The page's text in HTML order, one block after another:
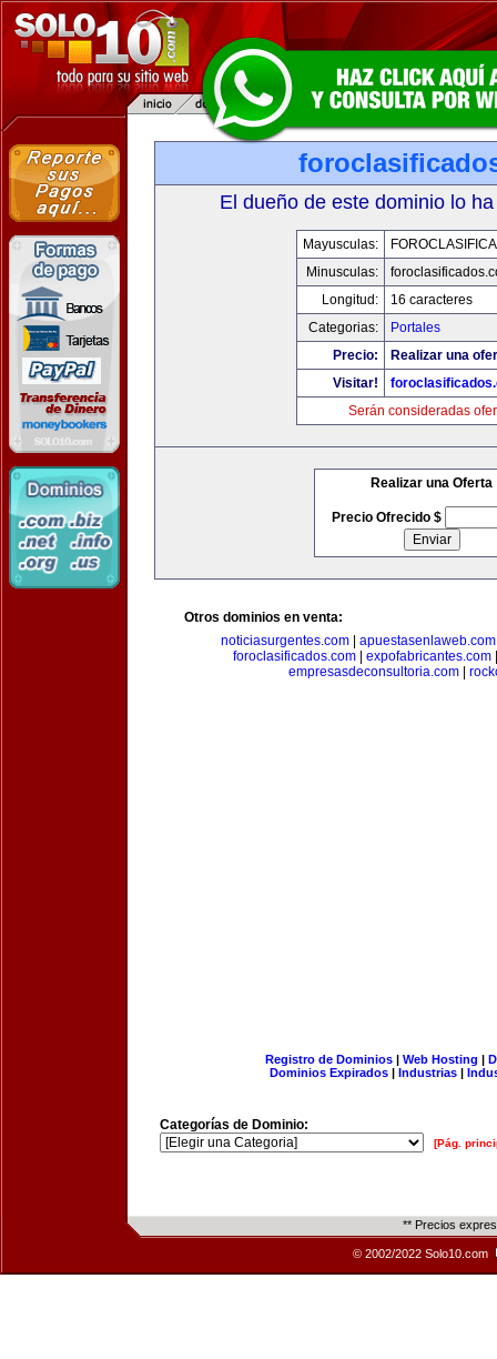
El dueño de este dominio lo
Mayusculas:
Minusculas:
Longitud:
16 caracteres
Categorias:
Portales
Precio:
Realizar una
Visitar!
Serán consideradas
Realizar una Oferta
Precio Ofrecido $
Otros dominios en venta:
noticiasurgentes.com| apuestasenlaweb.com
foroclasificados.com
expofabricantes.com
empresasdeconsultoria.com
Registro de Dominios| Web Hosting |
Dominios Expirados | Industrias |
Categorías de Dominio:
[Pág.
** Precios
© 2002/2022 Solo10.com